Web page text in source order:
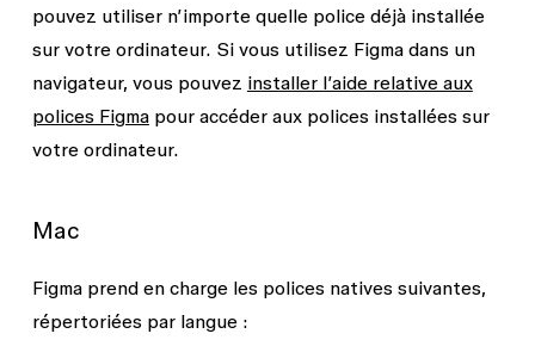
pouvez utiliser n’importe quelle police déjà installée
sur votre ordinateur. Si vous utilisez Figma dans un
navigateur, vous pouvez installer l’aide relative aux
polices Figmapour accéder aux polices installées sur
votre ordinateur.
Mac
Figma prend en charge les polices natives suivantes,
répertoriées par langue :